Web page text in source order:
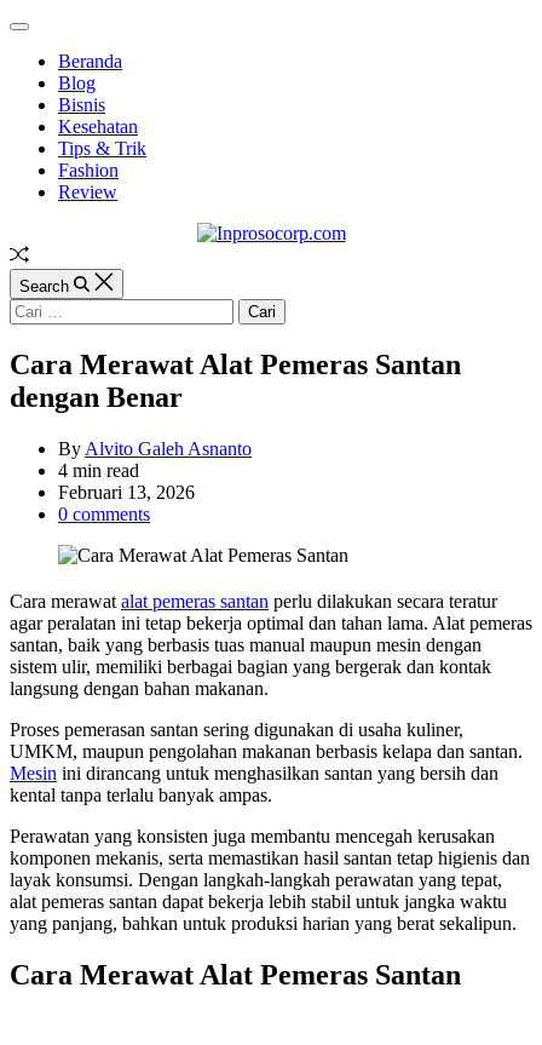
Skip
content
Off
CanvasBeranda
Blog
Bisnis
Kesehatan
Tips & Trik
Fashion
Review
Inprosocorp.com
Random
Article
Search
Cari
untuk:
Cara Merawat Alat Pemeras Santan
dengan Benar
By Alvito Galeh Asnanto
Estimated
read
time
4 min read
Februari 13, 2026
0 comments
Cara merawat alat pemeras santan perlu dilakukan secara teratur
agar peralatan ini tetap bekerja optimal dan tahan lama. Alat pemeras
santan, baik yang berbasis tuas manual maupun mesin dengan
sistem ulir, memiliki berbagai bagian yang bergerak dan kontak
langsung dengan bahan makanan.
Proses pemerasan santan sering digunakan di usaha kuliner,
UMKM, maupun pengolahan makanan berbasis kelapa dan santan.
Mesin ini dirancang untuk menghasilkan santan yang bersih dan
kental tanpa terlalu banyak ampas.
Perawatan yang konsisten juga membantu mencegah kerusakan
komponen mekanis, serta memastikan hasil santan tetap higienis dan
layak konsumsi. Dengan langkah-langkah perawatan yang tepat,
alat pemeras santan dapat bekerja lebih stabil untuk jangka waktu
yang panjang, bahkan untuk produksi harian yang berat sekalipun.
Cara Merawat Alat Pemeras Santan